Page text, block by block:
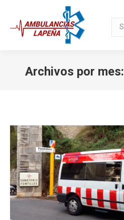
Archivos por mes: